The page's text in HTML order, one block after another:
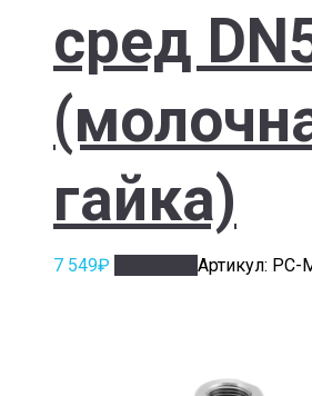
сред
гайка)
7 549₽ Артикул: РС-